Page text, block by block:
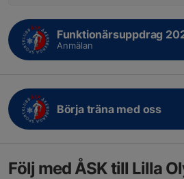
Funktionärsuppdrag
Anmälan
Börja träna med oss
Följ med ÅSK till Lilla